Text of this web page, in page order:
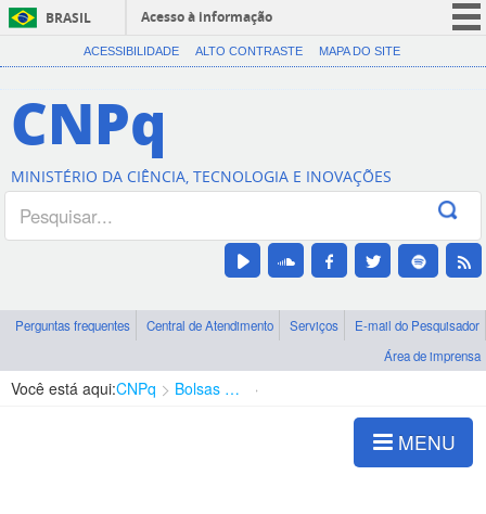
BRASIL
Acesso à informação
CORONAVÍRUS (COVID-19)
Canais
ACESSIBILIDADE ALTO CONTRASTE MAPA DO SITE
CNPq
MINISTÉRIO DA CIÊNCIA, TECNOLOGIA E INOVAÇÕES
Perguntas frequentes Central de Atendimento Serviços
E-mail do Pesquisador
Área de imprensa
Você está aqui:CNPq Bolsas e Auxílios Vigentes
MENU